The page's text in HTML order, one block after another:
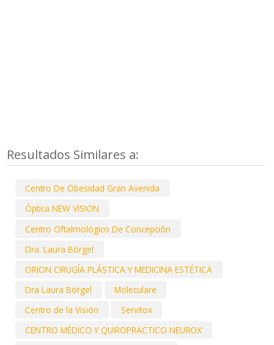
Resultados Similares a:
Centro De Obesidad Gran Avenida
Óptica NEW VISION
Centro Oftalmológico De Concepción
Dra. Laura Börgel
ORION CIRUGÍA PLÁSTICA Y MEDICINA ESTÉTICA
Dra Laura Börgel
Moleculare
Centro de la Visión
Servitox
CENTRO MÉDICO Y QUIROPRACTICO NEUROX